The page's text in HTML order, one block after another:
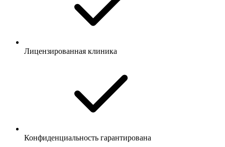
Лицензированная клиника
Конфиденциальность гарантирована